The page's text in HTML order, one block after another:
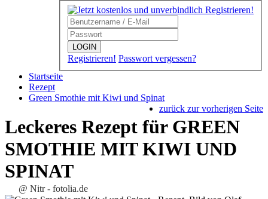
LOGIN
Registrieren! Passwort vergessen?
Startseite
Rezept
Green Smothie mit Kiwi und Spinat
zurück zur vorherigen Seite
Leckeres Rezept für GREEN
SMOTHIE MIT KIWI UND
SPINAT
@ Nitr - fotolia.de